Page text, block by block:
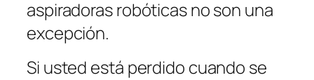
aspiradoras robóticas no son una
excepción.
Si usted está perdido cuando se